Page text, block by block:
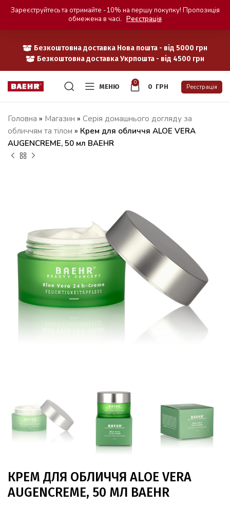
Безкоштовна доставка Нова пошта - від 5000 грн
Безкоштовна доставка Укрпошта - від 4500 грн
МЕНЮ
0
0 ГРН Реєстрація
Головна » Магазин » Серія домашнього догляду за
обличчям та тілом » Крем для обличчя ALOE VERA
AUGENCREME, 50 мл BAEHR
КРЕМ ДЛЯ ОБЛИЧЧЯ ALOE VERA
AUGENCREME, 50 МЛ BAEHR
Зареєструйтесь та отримайте -10% на першу покупку! Пропозиція
обмежена в часі. Реєстрація